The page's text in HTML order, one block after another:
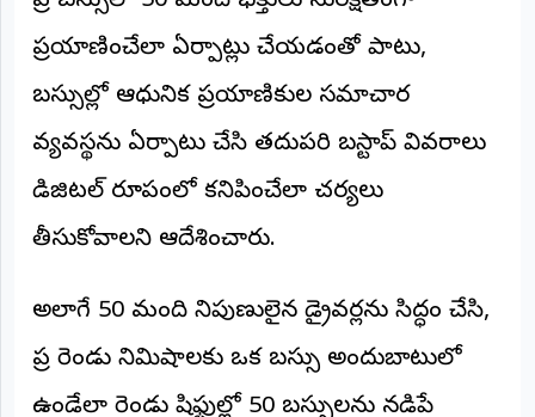
ప్రయాణించేలా ఏర్పాట్లు చేయడంతో పాటు,
బస్సుల్లో ఆధునిక ప్రయాణికుల సమాచార
వ్యవస్థను ఏర్పాటు చేసి తదుపరి బస్టాప్ వివరాలు
డిజిటల్ రూపంలో కనిపించేలా చర్యలు
తీసుకోవాలని ఆదేశించారు.
అలాగే 50 మంది నిపుణులైన డ్రైవర్లను సిద్ధం చేసి,
ప్రతి రెండు నిమిషాలకు ఒక బస్సు అందుబాటులో
ఉండేలా రెండు షిఫ్టుల్లో 50 బస్సులను నడిపే